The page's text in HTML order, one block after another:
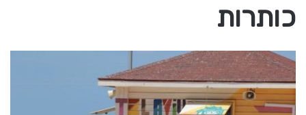
כותרות